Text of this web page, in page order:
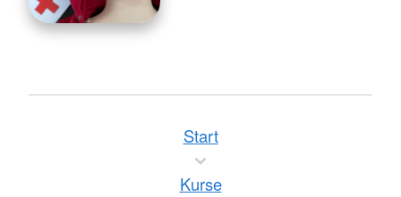
Start
Kurse